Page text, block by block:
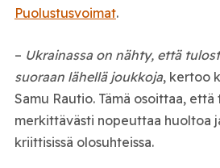
Puolustusvoimat.
– Ukrainassa on nähty, että
suoraan lähellä joukkoja, kertoo
Samu Rautio. Tämä osoittaa,
merkittävästi nopeuttaa huoltoa
kriittisissä olosuhteissa.